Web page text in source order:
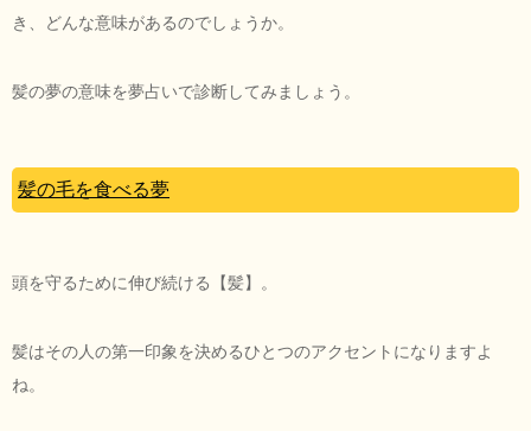
き、どんな意味があるのでしょうか。
髪の夢の意味を夢占いで診断してみましょう。
髪の毛を食べる夢
頭を守るために伸び続ける【髪】。
髪はその人の第一印象を決めるひとつのアクセントになりますよ
ね。